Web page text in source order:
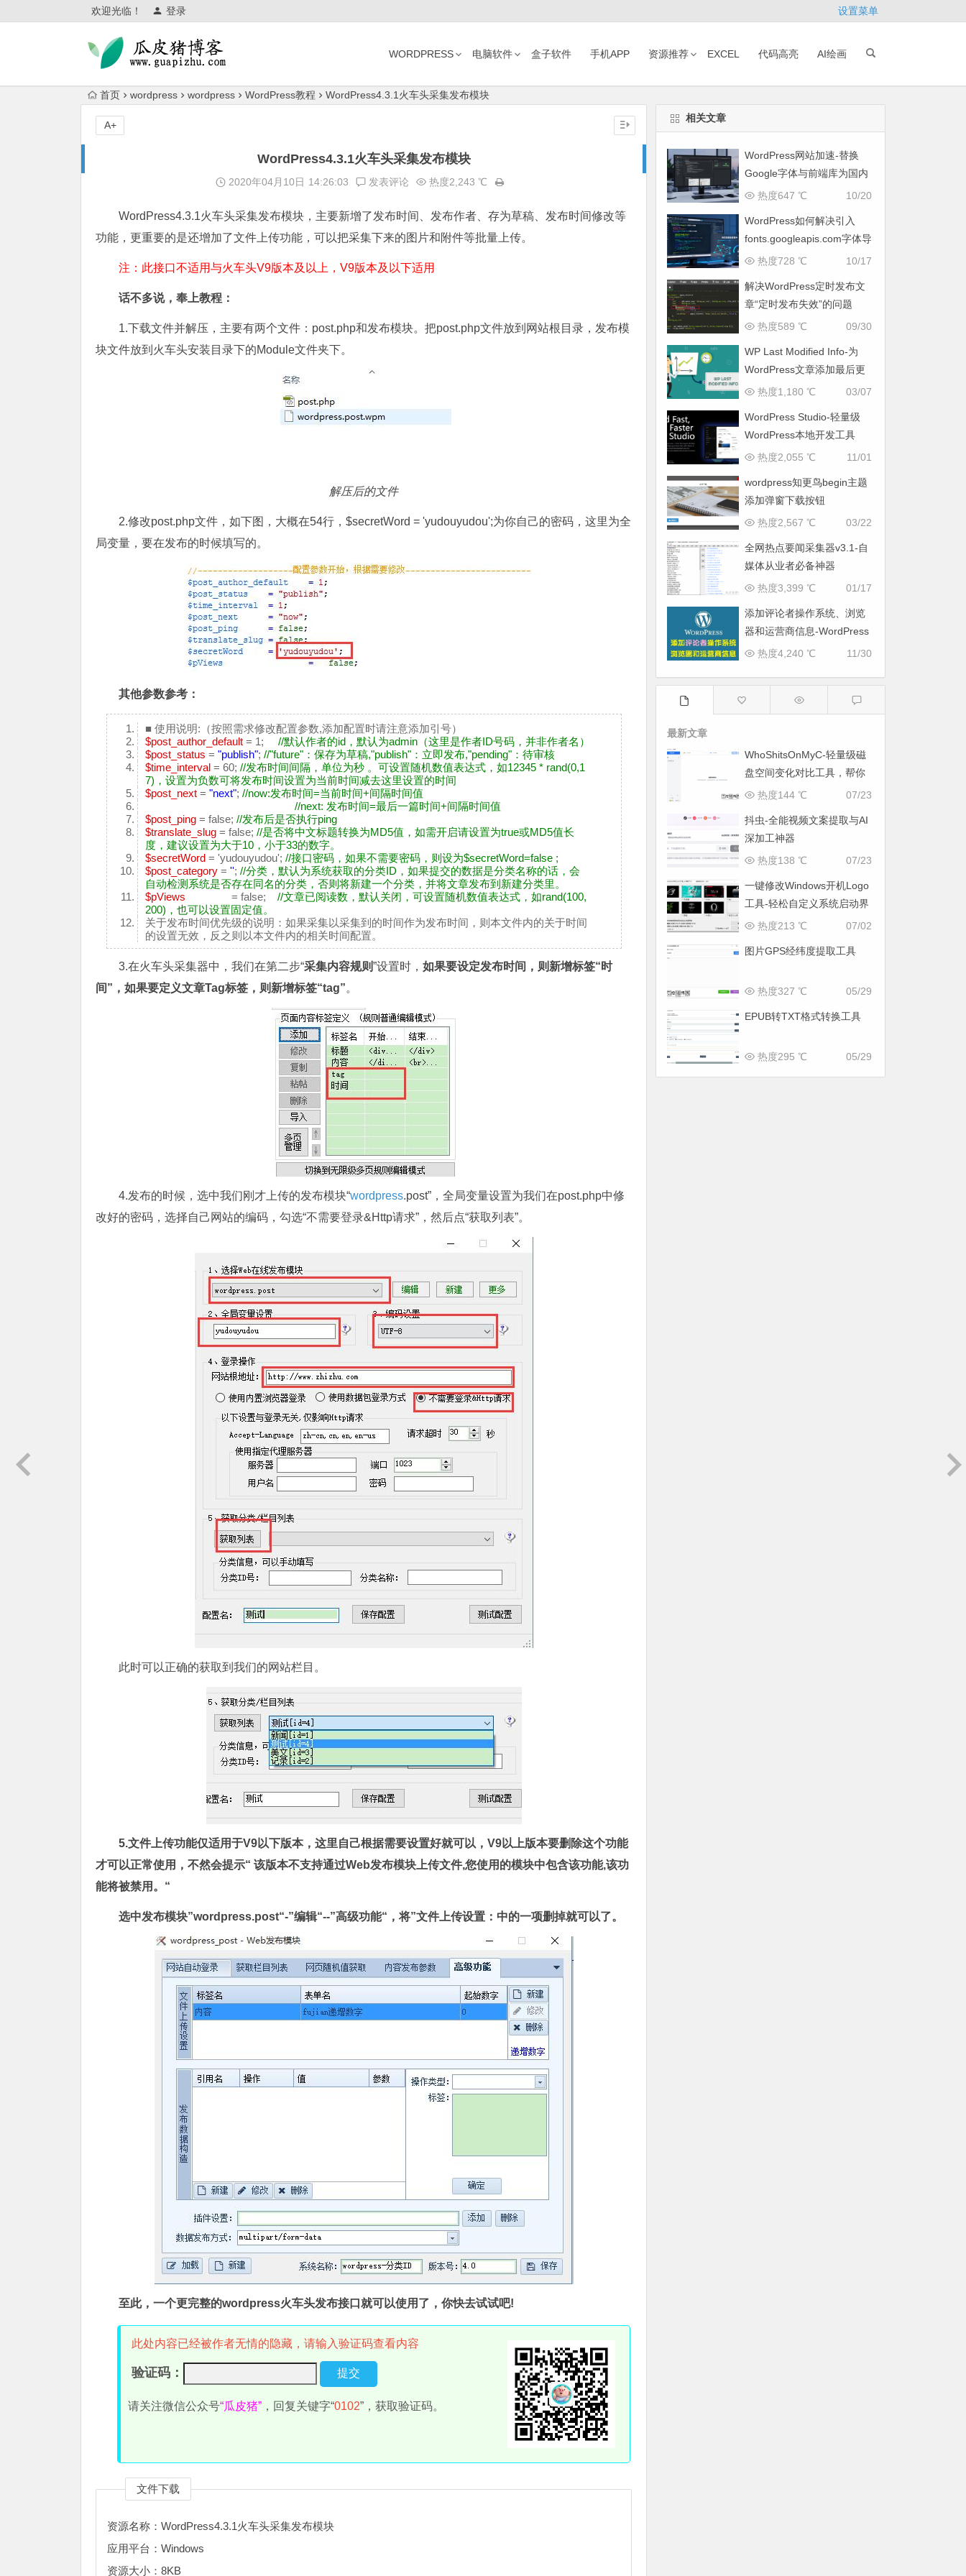
欢迎光临！ 登录 设置菜单
WORDPRESS 电脑软件 盒子软件 手机APP 资源推荐 EXCEL 代码高亮 AI绘画
首页 wordpress wordpress WordPress教程 WordPress4.3.1火车头采集发布模块
WordPress4.3.1火车头采集发布模块
2020年04月10日 14:26:03 发表评论 热度2,243 ℃
WordPress4.3.1火车头采集发布模块，主要新增了发布时间、发布作者、存为草稿、发布时间修改等
功能，更重要的是还增加了文件上传功能，可以把采集下来的图片和附件等批量上传。
注：此接口不适用与火车头V9版本及以上，V9版本及以下适用
话不多说，奉上教程：
1.下载文件并解压，主要有两个文件：post.php和发布模块。把post.php文件放到网站根目录，发布模
块文件放到火车头安装目录下的Module文件夹下。
解压后的文件
2.修改post.php文件，如下图，大概在54行，$secretWord = 'yudouyudou';为你自己的密码，这里为全
局变量，要在发布的时候填写的。
其他参数参考：
■ 使用说明:（按照需求修改配置参数,添加配置时请注意添加引号）
$post_author_default= 1; //默认作者的id，默认为admin（这里是作者ID号码，并非作者名）
$post_status = "publish"; //"future"：保存为草稿,"publish"：立即发布,"pending"：待审核
$time_interval= 60; //发布时间间隔，单位为秒 。可设置随机数值表达式，如12345 * rand(0,1
7)，设置为负数可将发布时间设置为当前时间减去这里设置的时间
$post_next= "next"; //now:发布时间=当前时间+间隔时间值
//next: 发布时间=最后一篇时间+间隔时间值
$post_ping= false; //发布后是否执行ping
$translate_slug= false; //是否将中文标题转换为MD5值，如需开启请设置为true或MD5值长
度，建议设置为大于10，小于33的数字。
$secretWord= 'yudouyudou'; //接口密码，如果不需要密码，则设为$secretWord=false ;
$post_category= ''; //分类，默认为系统获取的分类ID，如果提交的数据是分类名称的话，会
自动检测系统是否存在同名的分类，否则将新建一个分类，并将文章发布到新建分类里。
$pViews = false; //文章已阅读数，默认关闭，可设置随机数值表达式，如rand(100,
200)，也可以设置固定值。
关于发布时间优先级的说明：如果采集以采集到的时间作为发布时间，则本文件内的关于时间
的设置无效，反之则以本文件内的相关时间配置。
3.在火车头采集器中，我们在第二步“采集内容规则”设置时， 如果要设定发布时间，则新增标签“时
间”，如果要定义文章Tag标签，则新增标签“tag”。
4.发布的时候，选中我们刚才上传的发布模块“wordpress.post”，全局变量设置为我们在post.php中修
改好的密码，选择自己网站的编码，勾选“不需要登录&Http请求”，然后点“获取列表”。
此时可以正确的获取到我们的网站栏目。
5.文件上传功能仅适用于V9以下版本，这里自己根据需要设置好就可以，V9以上版本要删除这个功能
才可以正常使用，不然会提示“ 该版本不支持通过Web发布模块上传文件,您使用的模块中包含该功能,该功
能将被禁用。“
选中发布模块”wordpress.post“-”编辑“--”高级功能“，将”文件上传设置：中的一项删掉就可以了。
至此，一个更完整的wordpress火车头发布接口就可以使用了，你快去试试吧!
此处内容已经被作者无情的隐藏，请输入验证码查看内容
验证码：
请关注微信公众号“瓜皮猪” ，回复关键字“0102”，获取验证码。
文件下载
资源名称：WordPress4.3.1火车头采集发布模块
应用平台：Windows
资源大小：8KB
A+
相关文章
WordPress网站加速-替换
Google字体与前端库为国内
CDN镜像
10/20
热度647 ℃
WordPress如何解决引入
fonts.googleapis.com字体导
致网页响应缓慢问题
10/17
热度728 ℃
解决WordPress定时发布文
章“定时发布失效”的问题
09/30
热度589 ℃
WP Last Modified Info-为
WordPress文章添加最后更
新时间
03/07
热度1,180 ℃
WordPress Studio-轻量级
WordPress本地开发工具
11/01
热度2,055 ℃
wordpress知更鸟begin主题
添加弹窗下载按钮
03/22
热度2,567 ℃
全网热点要闻采集器v3.1-自
媒体从业者必备神器
01/17
热度3,399 ℃
添加评论者操作系统、浏览
器和运营商信息-WordPress
教程
11/30
热度4,240 ℃
最新文章
WhoShitsOnMyC-轻量级磁
盘空间变化对比工具，帮你
找出“吃掉”空间的罪魁祸首
07/23
热度144 ℃
抖虫-全能视频文案提取与AI
深加工神器
07/23
热度138 ℃
一键修改Windows开机Logo
工具-轻松自定义系统启动界
面
07/02
热度213 ℃
图片GPS经纬度提取工具
05/29
热度327 ℃
EPUB转TXT格式转换工具
05/29
热度295 ℃